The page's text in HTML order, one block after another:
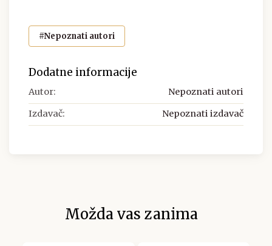
#Nepoznati autori
Dodatne informacije
Autor: Nepoznati autori
Izdavač: Nepoznati izdavač
Možda vas zanima